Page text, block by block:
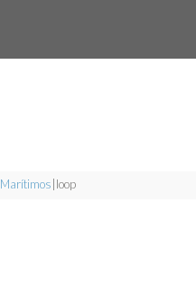
Marítimos loop